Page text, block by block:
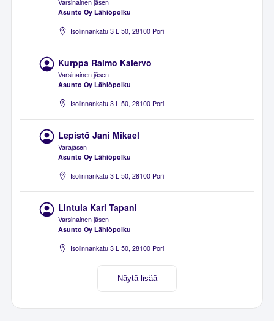
Varsinainen jäsen
Asunto Oy Lähiöpolku
Isolinnankatu 3 L 50, 28100 Pori
Kurppa Raimo Kalervo
Varsinainen jäsen
Asunto Oy Lähiöpolku
Isolinnankatu 3 L 50, 28100 Pori
Lepistö Jani Mikael
Varajäsen
Asunto Oy Lähiöpolku
Isolinnankatu 3 L 50, 28100 Pori
Lintula Kari Tapani
Varsinainen jäsen
Asunto Oy Lähiöpolku
Isolinnankatu 3 L 50, 28100 Pori
Näytä lisää